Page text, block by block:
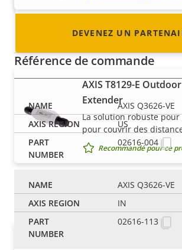
Câbles et
AXIS T8129-E
Extender
La solution robuste
pour couvrir des
Recommandé pour ce
Microphones
DEVENEZ UN
Référence de commande
AXIS Q3626-VE
US
02616-004
AXIS Q3626-VE
IN
02616-113